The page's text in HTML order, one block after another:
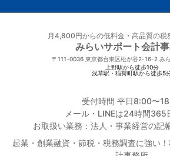
月4,800円からの低料金・高品質の税
みらいサポート会計
〒111-0036 東京都台東区松が谷2-16-2 み
上野駅から徒歩10分
浅草駅・稲荷町駅から徒歩5
受付時間 平日8:00〜
メール・LINEは24時間365
お取扱い業務：法人・事業経営の記
起業・創業融資・節税・税務調査に強い